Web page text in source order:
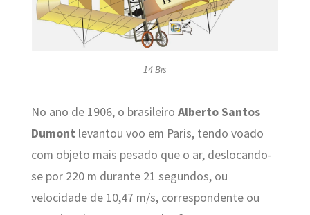
14 Bis
No ano de 1906, o brasileiro Alberto Santos
Dumont levantou voo em Paris, tendo voado
com objeto mais pesado que o ar, deslocando-
se por 220 m durante 21 segundos, ou
velocidade de 10,47 m/s, correspondente ou